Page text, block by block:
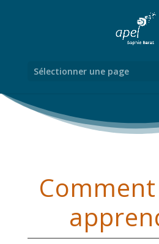
Sélectionner une page